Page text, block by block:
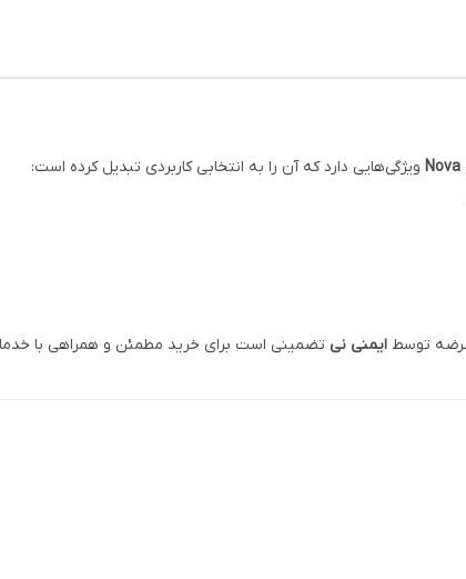
ویژگی‌هایی دارد که آن را به انتخابی کاربردی تبدیل کرده است:
عرضه توسط ایمنی نی تضمینی است برای خرید مطمئن و همراهی با